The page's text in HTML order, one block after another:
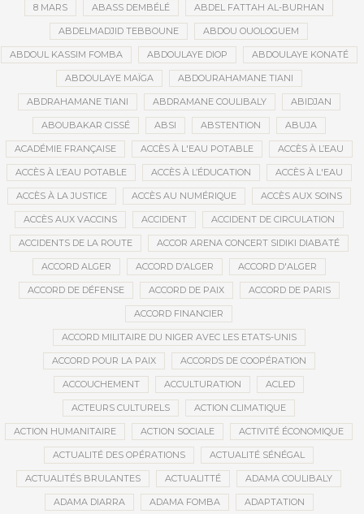
8 MARS ABASS DEMBÉLÉ ABDEL FATTAH AL-BURHAN
ABDELMADJID TEBBOUNE ABDOU OUOLOGUEM
ABDOUL KASSIM FOMBA ABDOULAYE DIOP ABDOULAYE KONATÉ
ABDOULAYE MAÏGA ABDOURAHAMANE TIANI
ABDRAHAMANE TIANI ABDRAMANE COULIBALY ABIDJAN
ABOUBAKAR CISSÉ ABSI ABSTENTION ABUJA
ACADÉMIE FRANÇAISE ACCÈS À L'EAU POTABLE ACCÈS À L’EAU
ACCÈS À L’EAU POTABLE ACCÈS À L’ÉDUCATION ACCÈS À L'EAU
ACCÈS À LA JUSTICE ACCÈS AU NUMÉRIQUE ACCÈS AUX SOINS
ACCÈS AUX VACCINS ACCIDENT ACCIDENT DE CIRCULATION
ACCIDENTS DE LA ROUTE ACCOR ARENA CONCERT SIDIKI DIABATÉ
ACCORD ALGER ACCORD D’ALGER ACCORD D'ALGER
ACCORD DE DÉFENSE ACCORD DE PAIX ACCORD DE PARIS
ACCORD FINANCIER
ACCORD MILITAIRE DU NIGER AVEC LES ETATS-UNIS
ACCORD POUR LA PAIX ACCORDS DE COOPÉRATION
ACCOUCHEMENT ACCULTURATION ACLED
ACTEURS CULTURELS ACTION CLIMATIQUE
ACTION HUMANITAIRE ACTION SOCIALE ACTIVITÉ ÉCONOMIQUE
ACTUALITÉ DES OPÉRATIONS ACTUALITÉ SÉNÉGAL
ACTUALITÉS BRULANTES ACTUALITTÉ ADAMA COULIBALY
ADAMA DIARRA ADAMA FOMBA ADAPTATION